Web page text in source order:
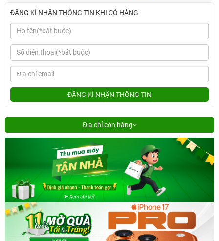
ĐĂNG KÍ NHẬN THÔNG TIN KHI CÓ HÀNG
ĐĂNG KÍ NHẬN THÔNG TIN
Địa chỉ còn hàng